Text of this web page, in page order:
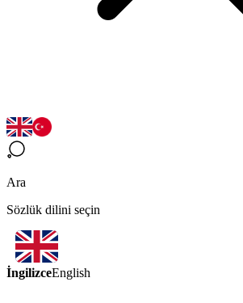
Ara
Sözlük dilini seçin
İngilizceEnglish